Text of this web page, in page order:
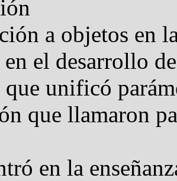
a objetos en
el desarrollo
que unificó
que llamaron
en la